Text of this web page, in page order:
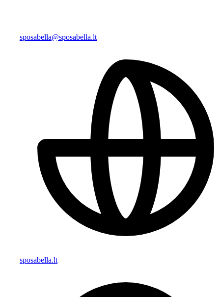
sposabella@sposabella.lt
sposabella.lt